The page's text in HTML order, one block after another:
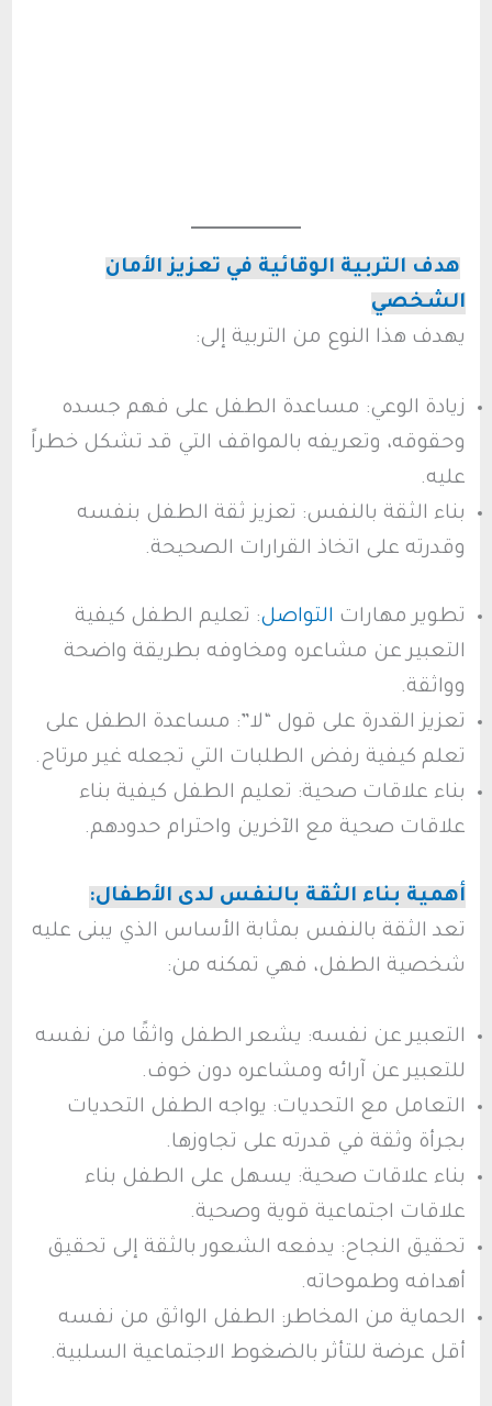
هدف التربية الوقائية في تعزيز الأمان
الشخصي
يهدف هذا النوع من التربية إلى:
زيادة الوعي: مساعدة الطفل على فهم جسده
وحقوقه، وتعريفه بالمواقف التي قد تشكل خطراً
عليه.
بناء الثقة بالنفس: تعزيز ثقة الطفل بنفسه
وقدرته على اتخاذ القرارات الصحيحة.
تطوير مهارات التواصل: تعليم الطفل كيفية
التعبير عن مشاعره ومخاوفه بطريقة واضحة
وواثقة.
تعزيز القدرة على قول “لا”: مساعدة الطفل على
تعلم كيفية رفض الطلبات التي تجعله غير مرتاح.
بناء علاقات صحية: تعليم الطفل كيفية بناء
علاقات صحية مع الآخرين واحترام حدودهم.
أهمية بناء الثقة بالنفس لدى الأطفال:
تعد الثقة بالنفس بمثابة الأساس الذي يبنى عليه
شخصية الطفل، فهي تمكنه من:
التعبير عن نفسه: يشعر الطفل واثقًا من نفسه
للتعبير عن آرائه ومشاعره دون خوف.
التعامل مع التحديات: يواجه الطفل التحديات
بجرأة وثقة في قدرته على تجاوزها.
بناء علاقات صحية: يسهل على الطفل بناء
علاقات اجتماعية قوية وصحية.
تحقيق النجاح: يدفعه الشعور بالثقة إلى تحقيق
أهدافه وطموحاته.
الحماية من المخاطر: الطفل الواثق من نفسه
أقل عرضة للتأثر بالضغوط الاجتماعية السلبية.